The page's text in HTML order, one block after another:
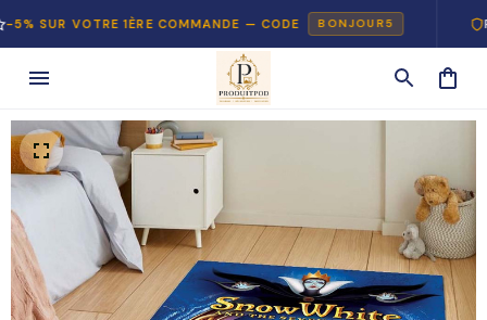
VOTRE 1ÈRE COMMANDE — CODE BONJOUR5